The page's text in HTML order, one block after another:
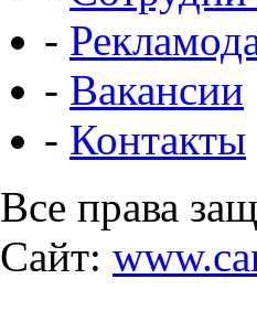
-
- Вакансии
- Контакты
Все права
Сайт: